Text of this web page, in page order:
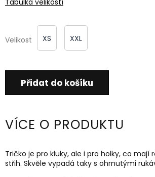
Velikost XS XXL
Přidat do košíku
VÍCE O PRODUKTU
Tričko je pro kluky, ale i pro holky, co mají
střih. Skvěle vypadá taky s ohrnutými